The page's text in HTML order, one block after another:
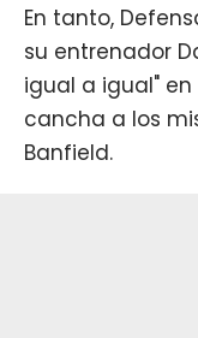
En tanto,
su entrenador
igual a igual"
cancha a los
Banfield.